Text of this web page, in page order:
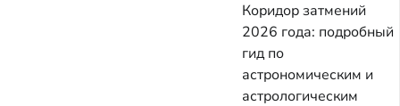
Коридор затмений
2026 года: подробный
гид по
астрономическим и
астрологическим